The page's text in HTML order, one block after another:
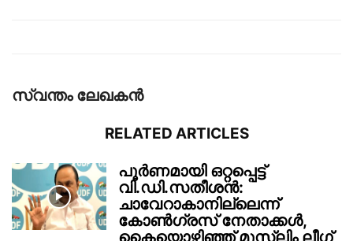
സ്വന്തം ലേഖകന്‍
RELATED ARTICLES
പൂർണമായി ഒറ്റപ്പെട്ട്
വി.ഡി.സതീശൻ:
ചാവേറാകാനില്ലെന്ന്
കോൺഗ്രസ് നേതാക്കൾ,